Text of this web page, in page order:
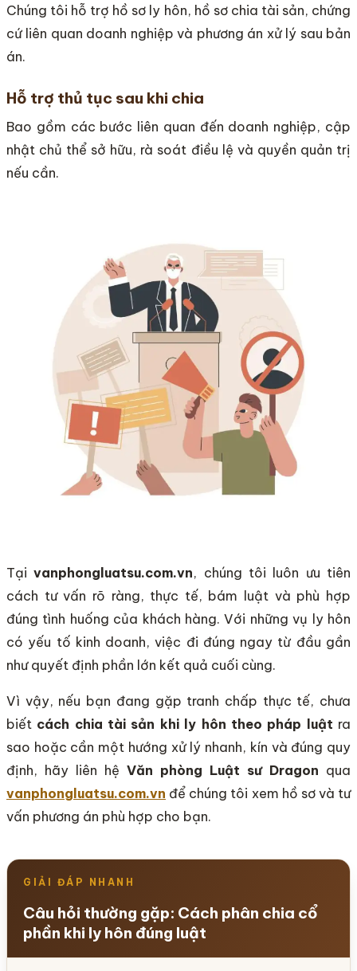
Chúng tôi hỗ trợ hồ sơ ly hôn, hồ sơ chia tài sản, chứng
cứ liên quan doanh nghiệp và phương án xử lý sau bản
án.
Hỗ trợ thủ tục sau khi chia
Bao gồm các bước liên quan đến doanh nghiệp, cập
nhật chủ thể sở hữu, rà soát điều lệ và quyền quản trị
nếu cần.
Tạivanphongluatsu.com.vn, chúng tôi luôn ưu tiên
cách tư vấn rõ ràng, thực tế, bám luật và phù hợp
đúng tình huống của khách hàng. Với những vụ ly hôn
có yếu tố kinh doanh, việc đi đúng ngay từ đầu gần
như quyết định phần lớn kết quả cuối cùng.
Vì vậy, nếu bạn đang gặp tranh chấp thực tế, chưa
biết cách chia tài sản khi ly hôn theo pháp luật ra
sao hoặc cần một hướng xử lý nhanh, kín và đúng quy
định, hãy liên hệ Văn phòng Luật sư Dragon qua
vanphongluatsu.com.vn để chúng tôi xem hồ sơ và tư
vấn phương án phù hợp cho bạn.
GIẢI ĐÁP NHANH
Câu hỏi thường gặp: Cách phân chia cổ
phần khi ly hôn đúng luật